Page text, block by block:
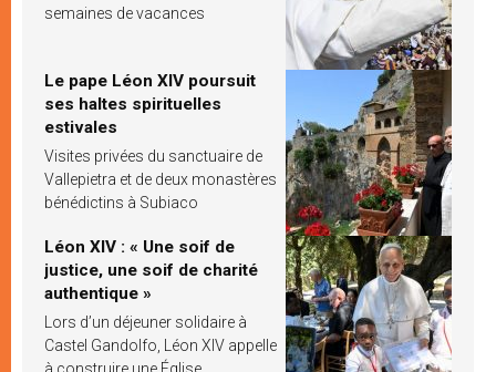
semaines de vacances
Le pape Léon XIV poursuit
ses haltes spirituelles
estivales
Visites privées du sanctuaire de
Vallepietra et de deux monastères
bénédictins à Subiaco
Léon XIV : « Une soif de
justice, une soif de charité
authentique »
Lors d’un déjeuner solidaire à
Castel Gandolfo, Léon XIV appelle
à construire une Église